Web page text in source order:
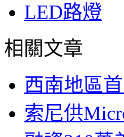
LED路燈
相關文章
西南地區
索尼供